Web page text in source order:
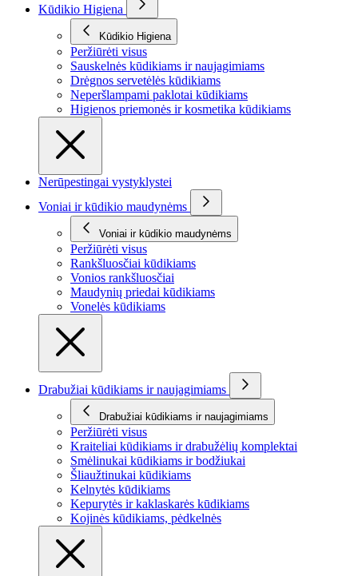
Kūdikio Higiena
Kūdikio Higiena
Peržiūrėti visus
Sauskelnės kūdikiams ir naujagimiams
Drėgnos servetėlės kūdikiams
Neperšlampami paklotai kūdikiams
Higienos priemonės ir kosmetika kūdikiams
Nerūpestingai vystyklystei
Voniai ir kūdikio maudynėms
Voniai ir kūdikio maudynėms
Peržiūrėti visus
Rankšluosčiai kūdikiams
Vonios rankšluosčiai
Maudynių priedai kūdikiams
Vonelės kūdikiams
Drabužiai kūdikiams ir naujagimiams
Drabužiai kūdikiams ir naujagimiams
Peržiūrėti visus
Kraiteliai kūdikiams ir drabužėlių komplektai
Smėlinukai kūdikiams ir bodžiukai
Šliaužtinukai kūdikiams
Kelnytės kūdikiams
Kepurytės ir kaklaskarės kūdikiams
Kojinės kūdikiams, pėdkelnės